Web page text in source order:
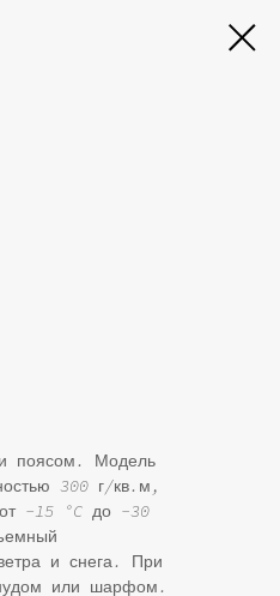
поясом. Модель
300 г/кв.м,
от -15 °C до -30
и снега. При
или шарфом.